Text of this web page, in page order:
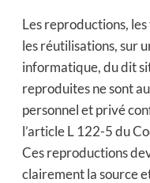
Les reproductions,
les réutilisations, sur
informatique, du dit
reproduites ne sont
personnel et privé
l’article L 122-5 du
Ces reproductions
clairement la source